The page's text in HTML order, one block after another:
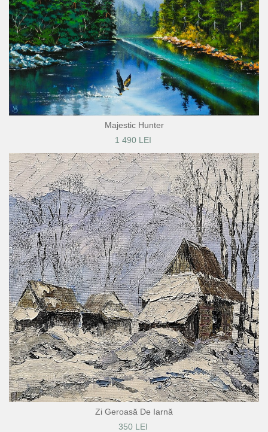
Majestic Hunter
1 490 LEI
Zi Geroasă De Iarnă
350 LEI